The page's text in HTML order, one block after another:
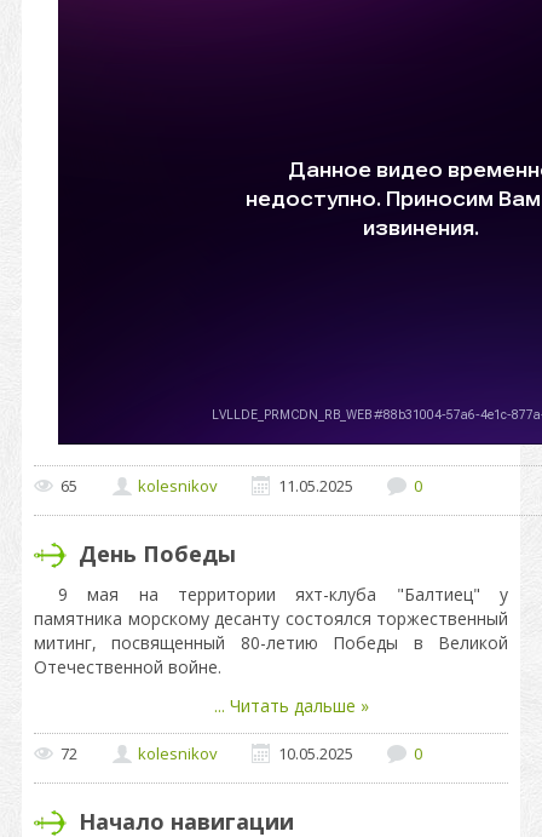
65 kolesnikov 11.05.2025 0
День Победы
9 мая на территории яхт-клуба "Балтиец" у
памятника морскому десанту состоялся торжественный
митинг, посвященный 80-летию Победы в Великой
Отечественной войне.
... Читать дальше »
72 kolesnikov 10.05.2025 0
Начало навигации